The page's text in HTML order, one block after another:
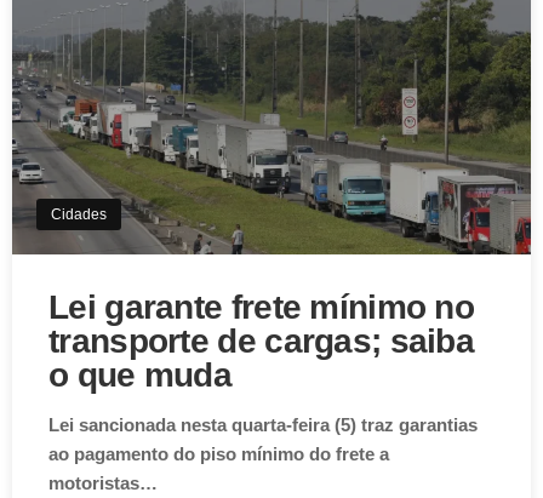
Cidades
Lei garante frete mínimo no
transporte de cargas; saiba
o que muda
Lei sancionada nesta quarta-feira (5) traz garantias
ao pagamento do piso mínimo do frete a
motoristas…